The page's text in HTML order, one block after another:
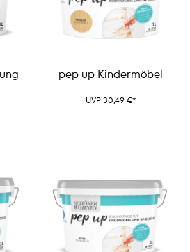
pep up Kindermöbel
UVP 30,49 €*